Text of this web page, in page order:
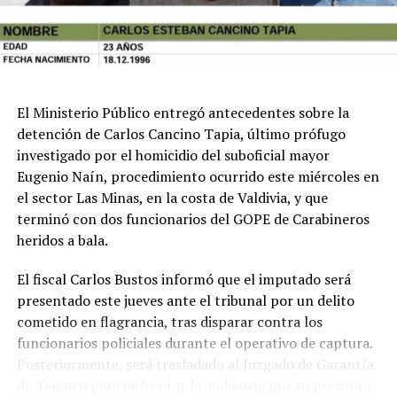
22 de enero de 2020, Momberg sorprendió a un interno
del módulo 42 con un teléfono celular y le exigió el pago
de $50 mil para permitirle conservar el aparato. Como el
recluso no entregó el dinero dentro del plazo fijado, el
que lo agredieran, ataque que se concretó el 22 de enero
de ese año y que dejó a la víctima con una herida
cortante de carácter leve.
Al día siguiente, y aprovechando el proceso de
reclasificación del interno para ser trasladado a otro
módulo, el condenado volvió a exigirle $50 mil para
que el recluso accedió por temor a sufrir nuevas
agresiones.
El segundo hecho acreditado ocurrió el 5 de noviembre
de 2019, cuando, pese a conocer el riesgo existente, el
El Ministerio Público entregó antecedentes sobre la
detención de Carlos Cancino Tapia, último prófugo
investigado por el homicidio del suboficial mayor
Eugenio Naín, procedimiento ocurrido este miércoles en
el sector Las Minas, en la costa de Valdivia, y que
terminó con dos funcionarios del GOPE de Carabineros
heridos a bala.
El fiscal Carlos Bustos informó que el imputado será
presentado este jueves ante el tribunal por un delito
cometido en flagrancia, tras disparar contra los
funcionarios policiales durante el operativo de captura.
Posteriormente, será trasladado al Juzgado de Garantía